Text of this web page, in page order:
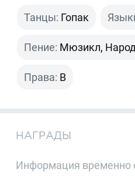
Танцы: Гопак
Пение: Мюзикл,
Права: B
НАГРАДЫ
Информация временно